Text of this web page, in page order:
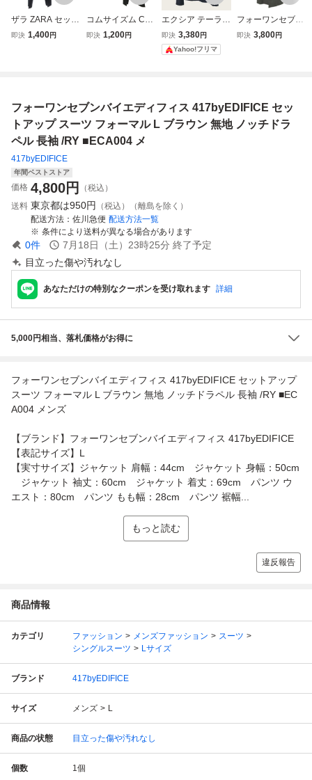
ザラ ZARA セット
アップ スーツ ウ
即決 1,400円
コムサイズム CO
MME CA ISM スー
ズ
即決 1,200円
エクシア テーラー
ドジャケット ピー
クドラペル 長袖
無地 L 黒 フォーマ
即決 3,380円
Yahoo!フリマ
フォーワンセブン
バイエディフィス
■GY70 メンズ
即決 3,800円
フォーワンセブンバイエディフィス 417byEDIFICE セッ
トアップ スーツ フォーマル L ブラウン 無地 ノッチドラ
ペル 長袖 /RY ■ECA004 メ
417byEDIFICE
年間ベストストア
価格 4,800円
（税込）
送料 東京都は950円
（税込）（離島を除く）
配送方法
佐川急便 配送方法一覧
条件により送料が異なる場合があります
0件 7月18日（土）23時25分 終了予定
目立った傷や汚れなし
あなただけの特別なクーポンを受け取れます 詳細
5,000円相当、落札価格がお得に
フォーワンセブンバイエディフィス 417byEDIFICE セットアップ
スーツ フォーマル L ブラウン 無地 ノッチドラペル 長袖 /RY ■EC
A004 メンズ
【ブランド】フォーワンセブンバイエディフィス 417byEDIFICE
【表記サイズ】L
【実寸サイズ】ジャケット 肩幅：44cm ジャケット 身幅：50cm
ジャケット 袖丈：60cm ジャケット 着丈：69cm パンツ ウ
エスト：80cm パンツ もも幅：28cm パンツ 裾幅...
もっと読む
違反報告
商品情報
カテゴリ ファッション メンズファッション
スーツ
シングルスーツ
Lサイズ
ブランド 417byEDIFICE
サイズ メンズ L
商品の状態 目立った傷や汚れなし
個数 1個